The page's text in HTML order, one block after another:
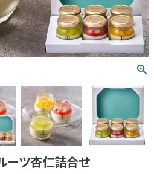
ーツ杏仁詰合せ